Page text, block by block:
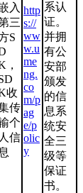
入
三
S
，
收
传
个
人信
http
s://
ww
w.u
me
ng.
co
m/p
ag
e/p
olic
y
系认
证。
并拥
有公
安部
颁发
的信
息系
统安
全三
级等
保证
书。